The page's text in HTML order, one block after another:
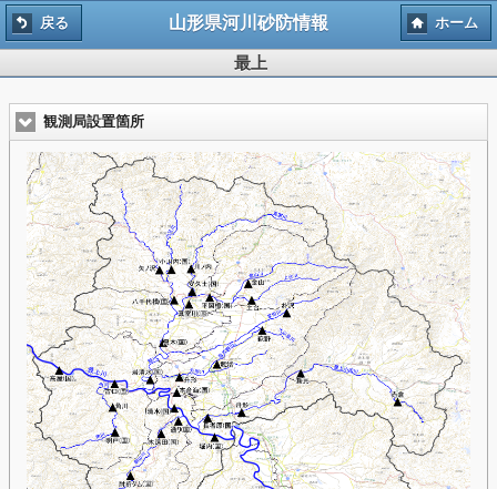
戻る 山形県河川砂防情報 ホーム
最上
観測局設置箇所